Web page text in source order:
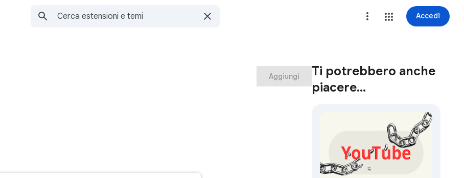
Accedi
Aggiungi
Ti potrebbero anche
piacere…